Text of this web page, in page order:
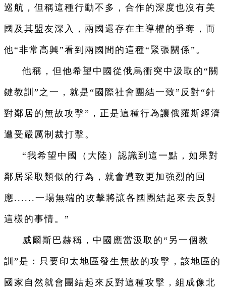
巡航，但稱這種行動不多，合作的深度也沒有美
國及其盟友深入，兩國還存在主導權的爭奪，而
他“非常高興”看到兩國間的這種“緊張關係”。
他稱，但他希望中國從俄烏衝突中汲取的“關
鍵教訓”之一，就是“國際社會團結一致”反對“針
對鄰居的無故攻擊”，正是這種行為讓俄羅斯經濟
遭受嚴厲制裁打擊。
“我希望中國（大陸）認識到這一點，如果對
鄰居采取類似的行為，就會遭致更加強烈的回
應......一場無端的攻擊將讓各國團結起來去反對
這樣的事情。”
威爾斯巴赫稱，中國應當汲取的“另一個教
訓”是：只要印太地區發生無故的攻擊，該地區的
國家自然就會團結起來反對這種攻擊，組成像北